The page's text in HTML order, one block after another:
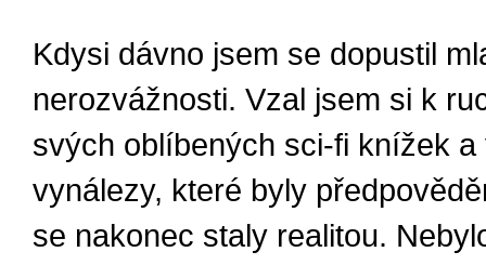
Kdysi dávno jsem se dopustil
nerozvážnosti. Vzal jsem si k
svých oblíbených sci-fi knížek a
vynálezy, které byly
se nakonec staly realitou.